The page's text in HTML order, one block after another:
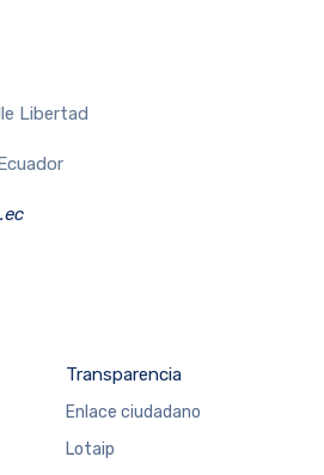
Libertad
Transparencia
Enlace ciudadano
Lotaip